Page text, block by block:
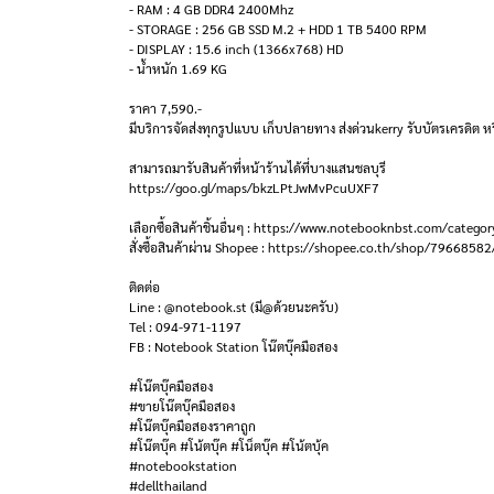
- RAM : 4 GB DDR4 2400Mhz
- STORAGE : 256 GB SSD M.2 + HDD 1 TB 5400 RPM
- DISPLAY : 15.6 inch (1366x768) HD
- น้ำหนัก 1.69 KG
ราคา 7,590.-
มีบริการจัดส่งทุกรูปแบบ เก็บปลายทาง ส่งด่วนkerry รับบัตรเครดิต
สามารถมารับสินค้าที่หน้าร้านได้ที่บางแสนชลบุรี
https://goo.gl/maps/bkzLPtJwMvPcuUXF7
เลือกซื้อสินค้าชิ้นอื่นๆ : https://www.notebooknbst.com/
สั่งซื้อสินค้าผ่าน Shopee : https://shopee.co.th/shop/
ติดต่อ
Line : @notebook.st (มี@ด้วยนะครับ)
Tel : 094-971-1197
FB : Notebook Station โน๊ตบุ๊คมือสอง
#โน๊ตบุ๊คมือสอง
#ขายโน๊ตบุ๊คมือสอง
#โน๊ตบุ๊คมือสองราคาถูก
#โน๊ตบุ๊ค #โน้ตบุ๊ค #โน็ตบุ๊ค #โน้ตบุ้ค
#notebookstation
#dellthailand